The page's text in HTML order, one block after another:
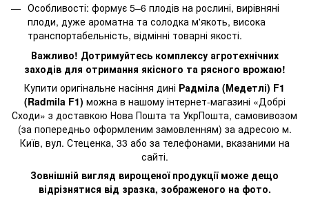
Особливості: формує 5–6 плодів на рослині, вирівняні
плоди, дуже ароматна та солодка м'якоть, висока
транспортабельність, відмінні товарні якості.
Важливо! Дотримуйтесь комплексу агротехнічних
заходів для отримання якісного та рясного врожаю!
Купити оригінальне насіння дині Радміла (Медетлі) F1
(Radmila F1) можна в нашому інтернет-магазині «Добрі
Сходи» з доставкою Нова Пошта та УкрПошта, самовивозом
(за попередньо оформленим замовленням) за адресою м.
Київ, вул. Стеценка, 33 або за телефонами, вказаними на
сайті.
Зовнішній вигляд вирощеної продукції може дещо
відрізнятися від зразка, зображеного на фото.